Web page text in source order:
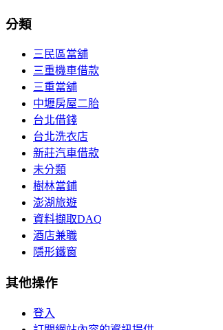
分類
三民區當舖
三重機車借款
三重當舖
中壢房屋二胎
台北借錢
台北洗衣店
新莊汽車借款
未分類
樹林當鋪
澎湖旅遊
資料擷取DAQ
酒店兼職
隱形鐵窗
其他操作
登入